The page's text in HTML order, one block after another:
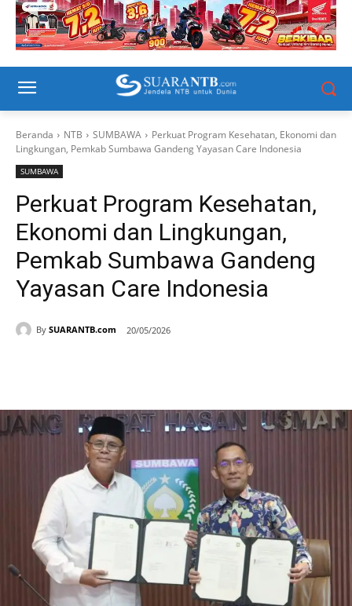
Beranda NTB SUMBAWA
Perkuat Program Kesehatan, Ekonomi dan
Lingkungan, Pemkab Sumbawa Gandeng Yayasan Care Indonesia
SUMBAWA
Perkuat Program Kesehatan,
Ekonomi dan Lingkungan,
Pemkab Sumbawa Gandeng
Yayasan Care Indonesia
By SUARANTB.com 20/05/2026